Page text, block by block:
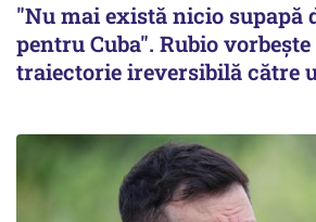
"Nu mai există nicio supapă
pentru Cuba". Rubio vorbește
traiectorie ireversibilă către